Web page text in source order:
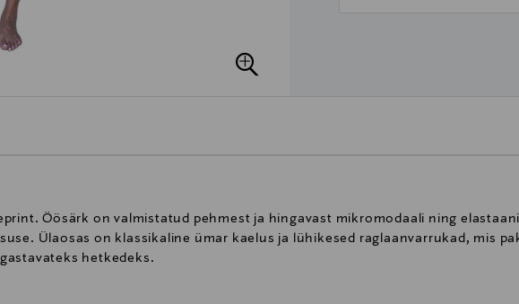
Öösärk on valmistatud pehmest ja hingavast mikromodaali ning
Ülaosas on klassikaline ümar kaelus ja lühikesed raglaanvarrukad, mis
hetkedeks.